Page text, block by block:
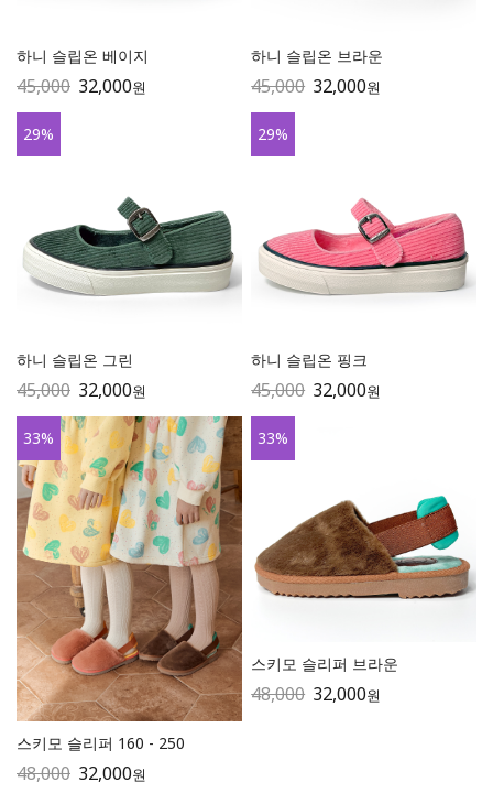
하니 슬립온 베이지
45,000 32,000원
하니 슬립온 브라운
45,000 32,000원
29%
하니 슬립온 그린
45,000 32,000원
29%
하니 슬립온 핑크
45,000 32,000원
33%
스키모 슬리퍼 160 - 250
48,000 32,000원
33%
스키모 슬리퍼 브라운
48,000 32,000원